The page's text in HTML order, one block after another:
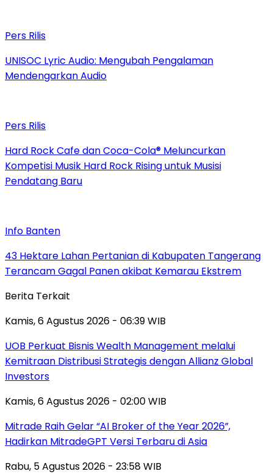
Pers Rilis
UNISOC Lyric Audio: Mengubah Pengalaman
Mendengarkan Audio
Pers Rilis
Hard Rock Cafe dan Coca-Cola® Meluncurkan
Kompetisi Musik Hard Rock Rising untuk Musisi
Pendatang Baru
Info Banten
43 Hektare Lahan Pertanian di Kabupaten Tangerang
Terancam Gagal Panen akibat Kemarau Ekstrem
Berita Terkait
Kamis, 6 Agustus 2026 - 06:39 WIB
UOB Perkuat Bisnis Wealth Management melalui
Kemitraan Distribusi Strategis dengan Allianz Global
Investors
Kamis, 6 Agustus 2026 - 02:00 WIB
Mitrade Raih Gelar “AI Broker of the Year 2026”,
Hadirkan MitradeGPT Versi Terbaru di Asia
Rabu, 5 Agustus 2026 - 23:58 WIB